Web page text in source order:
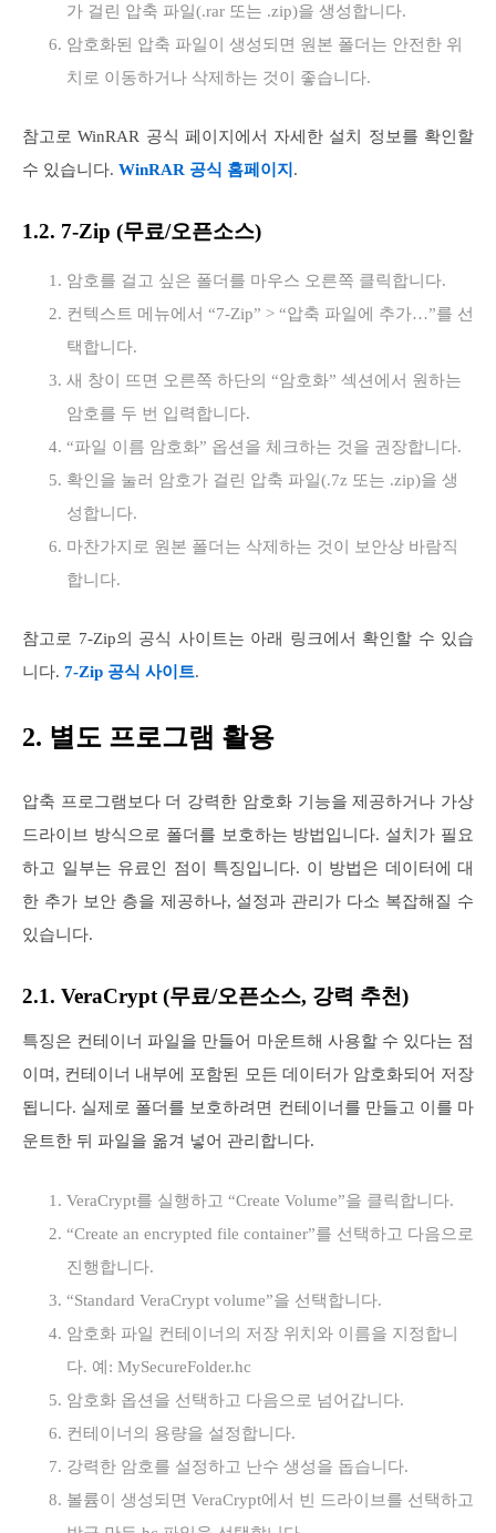
가 걸린 압축 파일(.rar 또는 .zip)을 생성합니다.
암호화된 압축 파일이 생성되면 원본 폴더는 안전한 위
치로 이동하거나 삭제하는 것이 좋습니다.
참고로 WinRAR 공식 페이지에서 자세한 설치 정보를 확인할
수 있습니다. WinRAR 공식 홈페이지 .
1.2. 7-Zip (무료/오픈소스)
암호를 걸고 싶은 폴더를 마우스 오른쪽 클릭합니다.
컨텍스트 메뉴에서 “7-Zip” > “압축 파일에 추가…”를 선
택합니다.
새 창이 뜨면 오른쪽 하단의 “암호화” 섹션에서 원하는
암호를 두 번 입력합니다.
“파일 이름 암호화” 옵션을 체크하는 것을 권장합니다.
확인을 눌러 암호가 걸린 압축 파일(.7z 또는 .zip)을 생
성합니다.
마찬가지로 원본 폴더는 삭제하는 것이 보안상 바람직
합니다.
참고로 7-Zip의 공식 사이트는 아래 링크에서 확인할 수 있습
니다. 7-Zip 공식 사이트.
2. 별도 프로그램 활용
압축 프로그램보다 더 강력한 암호화 기능을 제공하거나 가상
드라이브 방식으로 폴더를 보호하는 방법입니다. 설치가 필요
하고 일부는 유료인 점이 특징입니다. 이 방법은 데이터에 대
한 추가 보안 층을 제공하나, 설정과 관리가 다소 복잡해질 수
있습니다.
2.1. VeraCrypt (무료/오픈소스, 강력 추천)
특징은 컨테이너 파일을 만들어 마운트해 사용할 수 있다는 점
이며, 컨테이너 내부에 포함된 모든 데이터가 암호화되어 저장
됩니다. 실제로 폴더를 보호하려면 컨테이너를 만들고 이를 마
운트한 뒤 파일을 옮겨 넣어 관리합니다.
VeraCrypt를 실행하고 “Create Volume”을 클릭합니다.
“Create an encrypted file container”를 선택하고 다음으로
진행합니다.
“Standard VeraCrypt volume”을 선택합니다.
암호화 파일 컨테이너의 저장 위치와 이름을 지정합니
다. 예: MySecureFolder.hc
암호화 옵션을 선택하고 다음으로 넘어갑니다.
컨테이너의 용량을 설정합니다.
강력한 암호를 설정하고 난수 생성을 돕습니다.
볼륨이 생성되면 VeraCrypt에서 빈 드라이브를 선택하고